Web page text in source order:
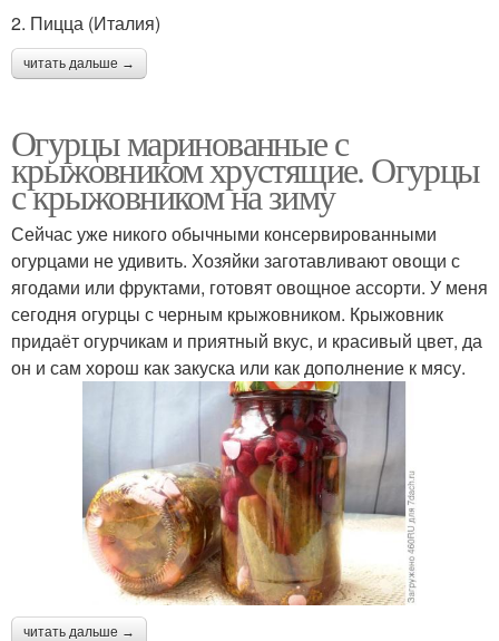
2. Пицца (Италия)
читать дальше →
Огурцы маринованные с
крыжовником хрустящие. Огурцы
с крыжовником на зиму
Сейчас уже никого обычными консервированными
огурцами не удивить. Хозяйки заготавливают овощи с
ягодами или фруктами, готовят овощное ассорти. У меня
сегодня огурцы с черным крыжовником. Крыжовник
придаёт огурчикам и приятный вкус, и красивый цвет, да
он и сам хорош как закуска или как дополнение к мясу.
читать дальше →